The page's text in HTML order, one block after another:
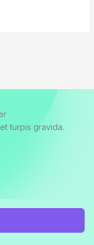
turpis gravida.